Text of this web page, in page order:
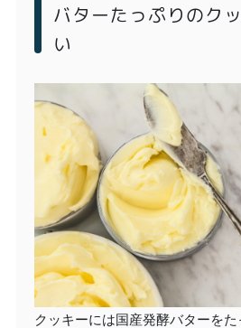
バターたっぷりのク
い
クッキーには国産発酵バターを